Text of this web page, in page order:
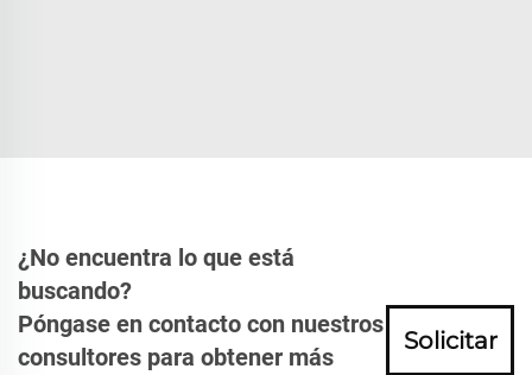
¿No encuentra lo que está
buscando?
Póngase en contacto con nuestros
consultores para obtener más
Solicitar